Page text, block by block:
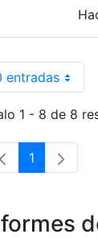
entradas
Por página
1 - 8 de 8
Página
1